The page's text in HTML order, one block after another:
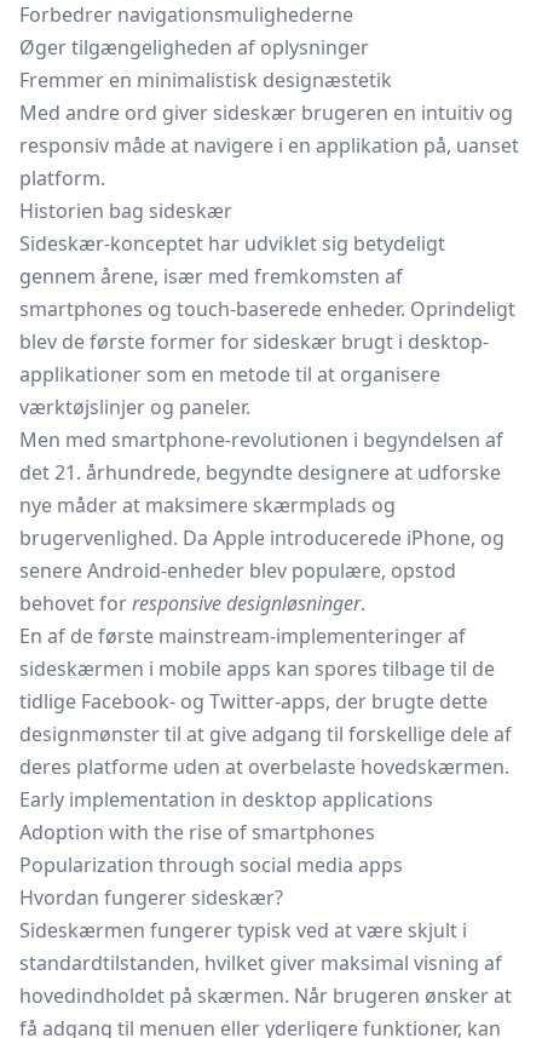
Forbedrer navigationsmulighederne
Øger tilgængeligheden af oplysninger
Fremmer en minimalistisk designæstetik
Med andre ord giver sideskær brugeren en intuitiv og
responsiv måde at navigere i en applikation på, uanset
platform.
Historien bag sideskær
Sideskær-konceptet har udviklet sig betydeligt
gennem årene, især med fremkomsten af
smartphones og touch-baserede enheder. Oprindeligt
blev de første former for sideskær brugt i desktop-
applikationer som en metode til at organisere
værktøjslinjer og paneler.
Men med smartphone-revolutionen i begyndelsen af
det 21. århundrede, begyndte designere at udforske
nye måder at maksimere skærmplads og
brugervenlighed. Da Apple introducerede iPhone, og
senere Android-enheder blev populære, opstod
behovet forresponsive designløsninger.
En af de første mainstream-implementeringer af
sideskærmen i mobile apps kan spores tilbage til de
tidlige Facebook- og Twitter-apps, der brugte dette
designmønster til at give adgang til forskellige dele af
deres platforme uden at overbelaste hovedskærmen.
Early implementation in desktop applications
Adoption with the rise of smartphones
Popularization through social media apps
Hvordan fungerer sideskær?
Sideskærmen fungerer typisk ved at være skjult i
standardtilstanden, hvilket giver maksimal visning af
hovedindholdet på skærmen. Når brugeren ønsker at
få adgang til menuen eller yderligere funktioner, kan